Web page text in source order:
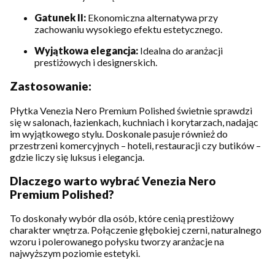
Gatunek II: Ekonomiczna alternatywa przy
zachowaniu wysokiego efektu estetycznego.
Wyjątkowa elegancja: Idealna do aranżacji
prestiżowych i designerskich.
Zastosowanie:
Płytka Venezia Nero Premium Polished świetnie sprawdzi
się w salonach, łazienkach, kuchniach i korytarzach, nadając
im wyjątkowego stylu. Doskonale pasuje również do
przestrzeni komercyjnych – hoteli, restauracji czy butików –
gdzie liczy się luksus i elegancja.
Dlaczego warto wybrać Venezia Nero
Premium Polished?
To doskonały wybór dla osób, które cenią prestiżowy
charakter wnętrza. Połączenie głębokiej czerni, naturalnego
wzoru i polerowanego połysku tworzy aranżacje na
najwyższym poziomie estetyki.